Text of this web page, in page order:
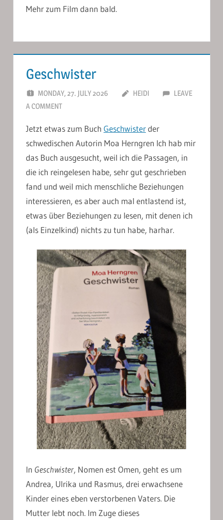
Mehr zum Film dann bald.
Geschwister
MONDAY, 27. JULY 2026 HEIDI
LEAVE
A COMMENT
Jetzt etwas zum Buch Geschwisterder
schwedischen Autorin Moa Herngren Ich hab mir
das Buch ausgesucht, weil ich die Passagen, in
die ich reingelesen habe, sehr gut geschrieben
fand und weil mich menschliche Beziehungen
interessieren, es aber auch mal entlastend ist,
etwas über Beziehungen zu lesen, mit denen ich
(als Einzelkind) nichts zu tun habe, harhar.
In Geschwister, Nomen est Omen, geht es um
Andrea, Ulrika und Rasmus, drei erwachsene
Kinder eines eben verstorbenen Vaters. Die
Mutter lebt noch. Im Zuge dieses